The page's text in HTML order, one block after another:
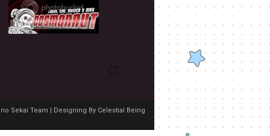
Sekai Team | Designing By Celestial Being